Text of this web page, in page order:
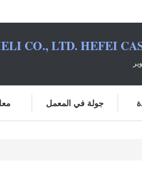
CO., LTD. HEFEI
جولة في المعمل